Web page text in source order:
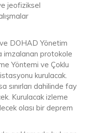
jeofiziksel
DOHAD Yönetim
imzalanan protokole
Yöntemi ve Çoklu
kurulacak.
sınırları dahilinde fay
Kurulacak izleme
olası bir deprem